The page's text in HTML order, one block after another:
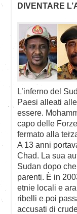
DIVENTARE
L’inferno del
Paesi alleati
essere.
capo delle
fermato alla
A 13 anni
Chad. La sua
Sudan dopo
parenti. È in
etnie locali e
ribelli e poi
accusati di